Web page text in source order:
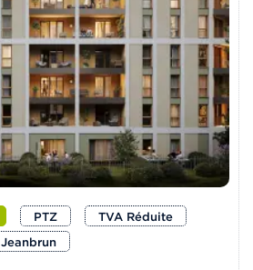
PTZ
TVA Réduite
Jeanbrun